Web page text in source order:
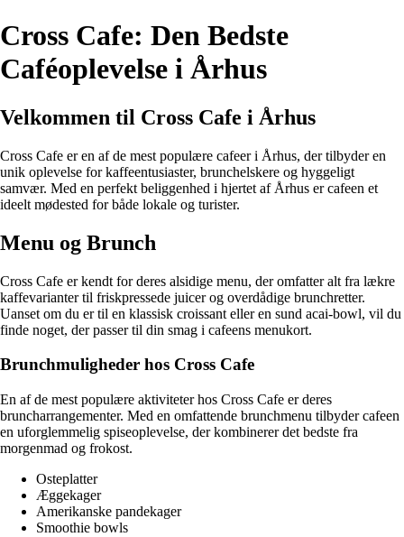
Cross Cafe: Den Bedste
Caféoplevelse i Århus
Velkommen til Cross Cafe i Århus
Cross Cafe er en af de mest populære cafeer i Århus, der tilbyder en
unik oplevelse for kaffeentusiaster, brunchelskere og hyggeligt
samvær. Med en perfekt beliggenhed i hjertet af Århus er cafeen et
ideelt mødested for både lokale og turister.
Menu og Brunch
Cross Cafe er kendt for deres alsidige menu, der omfatter alt fra lækre
kaffevarianter til friskpressede juicer og overdådige brunchretter.
Uanset om du er til en klassisk croissant eller en sund acai-bowl, vil du
finde noget, der passer til din smag i cafeens menukort.
Brunchmuligheder hos Cross Cafe
En af de mest populære aktiviteter hos Cross Cafe er deres
bruncharrangementer. Med en omfattende brunchmenu tilbyder cafeen
en uforglemmelig spiseoplevelse, der kombinerer det bedste fra
morgenmad og frokost.
Osteplatter
Æggekager
Amerikanske pandekager
Smoothie bowls